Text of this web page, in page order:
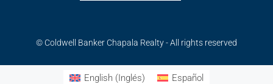
© Coldwell Banker Chapala Realty - All rights reserved
English (Inglés) Español